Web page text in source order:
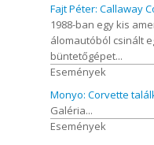
Fajt Péter: Callaway
1988-ban egy kis
álomautóból csinált
büntetőgépet...
Események
Monyo: Corvette
Galéria...
Események